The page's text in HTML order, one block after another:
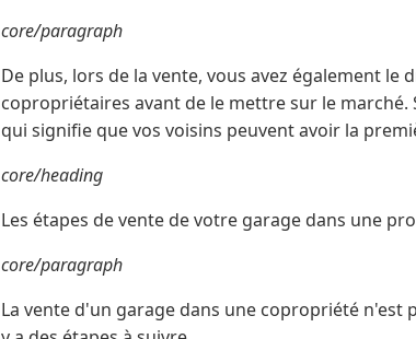
core/paragraph
De plus, lors de la vente, vous avez également le
copropriétaires avant de le mettre sur le
qui signifie que vos voisins peuvent avoir la
core/heading
Les étapes de vente de votre garage dans une
core/paragraph
La vente d'un garage dans une copropriété n'est